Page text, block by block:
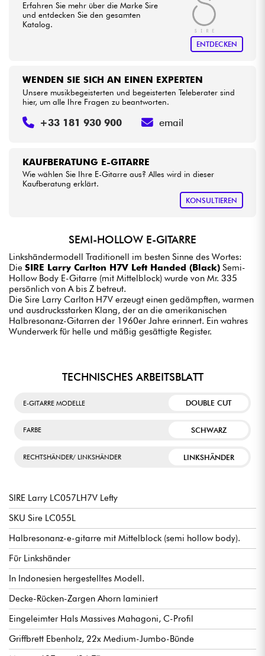
Erfahren Sie mehr über die Marke Sire
und entdecken Sie den gesamten
Katalog.
ENTDECKEN
KAUFBERATUNG E-GITARRE
Wie wählen Sie Ihre E-Gitarre aus? Alles wird in dieser
Kaufberatung erklärt.
KONSULTIEREN
WENDEN SIE SICH AN EINEN EXPERTEN
Unsere musikbegeisterten und begeisterten Teleberater sind
hier, um alle Ihre Fragen zu beantworten.
+33 181 930 900 email
SEMI-HOLLOW E-GITARRE
Linkshändermodell Traditionell im besten Sinne des Wortes:
Die SIRE Larry Carlton H7V Left Handed (Black) Semi-
Hollow Body E-Gitarre (mit Mittelblock) wurde von Mr. 335
persönlich von A bis Z betreut.
Die Sire Larry Carlton H7V erzeugt einen gedämpften, warmen
und ausdrucksstarken Klang, der an die amerikanischen
Halbresonanz-Gitarren der 1960er Jahre erinnert. Ein wahres
Wunderwerk für helle und mäßig gesättigte Register.
TECHNISCHES ARBEITSBLATT
E-GITARRE MODELLE DOUBLE CUT
FARBE SCHWARZ
RECHTSHÄNDER/ LINKSHÄNDER LINKSHÄNDER
SIRE Larry LC057LH7V Lefty
SKU Sire LC055L
Halbresonanz-e-gitarre mit Mittelblock (semi hollow body).
Für Linkshänder
In Indonesien hergestelltes Modell.
Decke-Rücken-Zargen Ahorn laminiert
Eingeleimter Hals Massives Mahagoni, C-Profil
Griffbrett Ebenholz, 22x Medium-Jumbo-Bünde